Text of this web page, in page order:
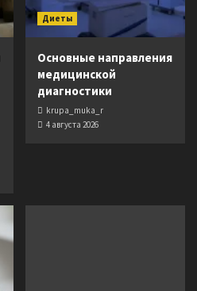
Диеты
Основные направления
медицинской
диагностики
krupa_muka_r
4 августа 2026